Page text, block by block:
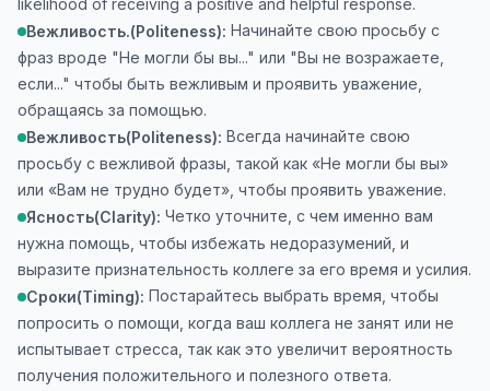
likelihood of receiving a positive and helpful response.
Вежливость.(Politeness): Начинайте свою просьбу с
фраз вроде "Не могли бы вы..." или "Вы не возражаете,
если..." чтобы быть вежливым и проявить уважение,
обращаясь за помощью.
Вежливость(Politeness): Всегда начинайте свою
просьбу с вежливой фразы, такой как «Не могли бы вы»
или «Вам не трудно будет», чтобы проявить уважение.
Ясность(Clarity): Четко уточните, с чем именно вам
нужна помощь, чтобы избежать недоразумений, и
выразите признательность коллеге за его время и усилия.
Сроки(Timing): Постарайтесь выбрать время, чтобы
попросить о помощи, когда ваш коллега не занят или не
испытывает стресса, так как это увеличит вероятность
получения положительного и полезного ответа.